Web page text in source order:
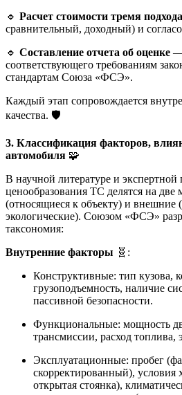
🔹 Расчет стоимости тремя
сравнительный, доходный) и
🔹 Составление отчета об оценке —
соответствующего требованиям
стандартам Союза «ФСЭ».
Каждый этап сопровождается
качества. 🛡️
3. Классификация факторов,
автомобиля 🧩
В научной литературе и экспертной
ценообразования ТС делятся на
(относящиеся к объекту) и
экологические). Союзом «ФСЭ»
таксономия:
Внутренние факторы 🧬:
Конструктивные: тип кузова,
грузоподъемность, наличие
пассивной безопасности.
Функциональные: мощность
трансмиссии, расход топлива,
Эксплуатационные: пробег
скорректированный), условия
открытая стоянка),